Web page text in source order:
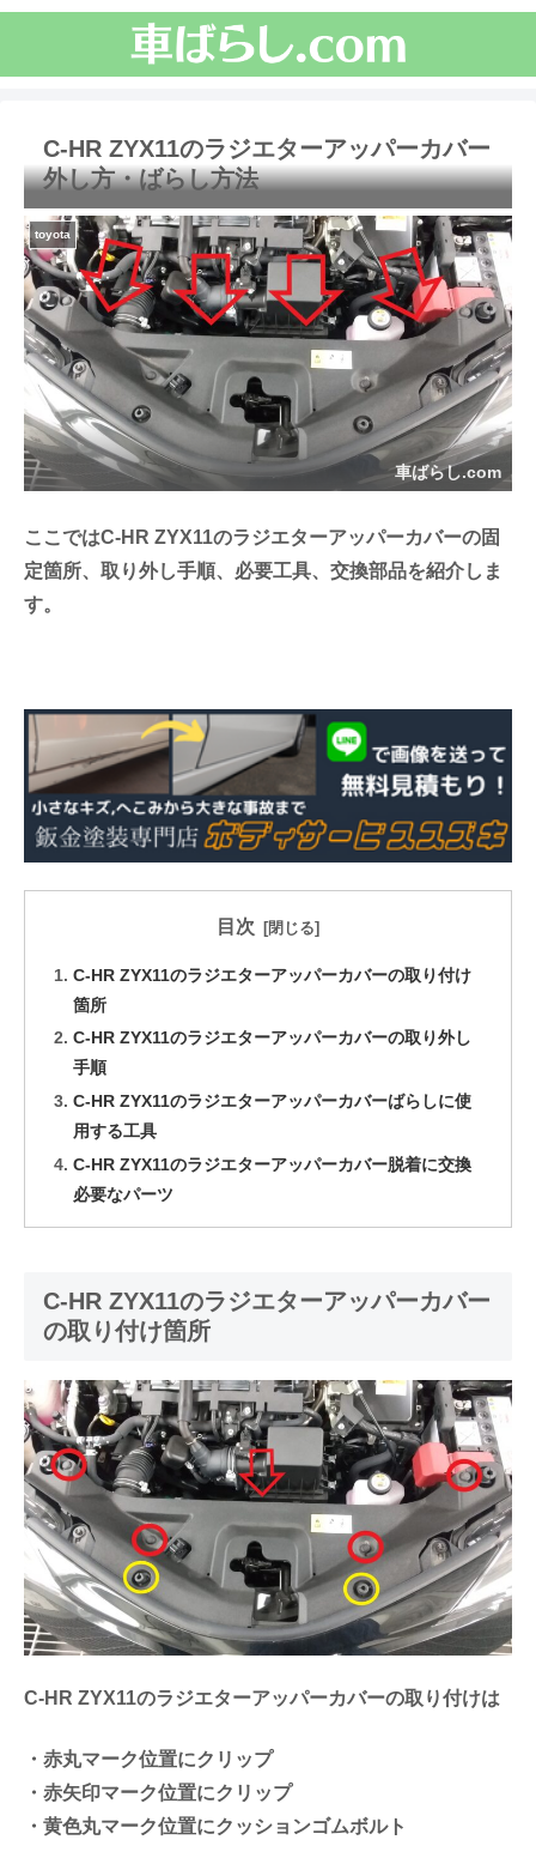
C-HR ZYX11のラジエターアッパーカバー
外し方・ばらし方法
toyota
車ばらし.com
ここではC-HR ZYX11のラジエターアッパーカバーの固
定箇所、取り外し手順、必要工具、交換部品を紹介しま
す。
目次
C-HR ZYX11のラジエターアッパーカバーの取り付け
箇所
C-HR ZYX11のラジエターアッパーカバーの取り外し
手順
C-HR ZYX11のラジエターアッパーカバーばらしに使
用する工具
C-HR ZYX11のラジエターアッパーカバー脱着に交換
必要なパーツ
C-HR ZYX11のラジエターアッパーカバー
の取り付け箇所
C-HR ZYX11のラジエターアッパーカバーの取り付けは
・赤丸マーク位置にクリップ
・赤矢印マーク位置にクリップ
・黄色丸マーク位置にクッションゴムボルト